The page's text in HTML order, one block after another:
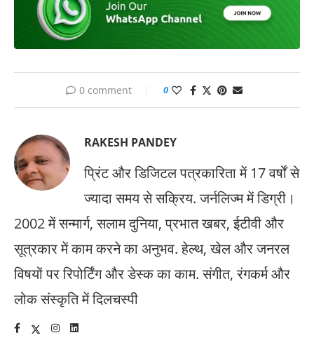
0 comment 0
RAKESH PANDEY
प्रिंट और डिजिटल पत्रकारिता में 17 वर्षों से
ज्यादा समय से सक्रिय. जर्नलिज्म में डिग्री।
2002 में सन्मार्ग, सलाम दुनिया, प्रभात खबर, ईटीवी और
सूत्रकार में काम करने का अनुभव. हेल्थ, खेल और जनरल
विषयों पर रिपोर्टिंग और डेस्क का काम. संगीत, रंगकर्म और
लोक संस्कृति में दिलचस्पी